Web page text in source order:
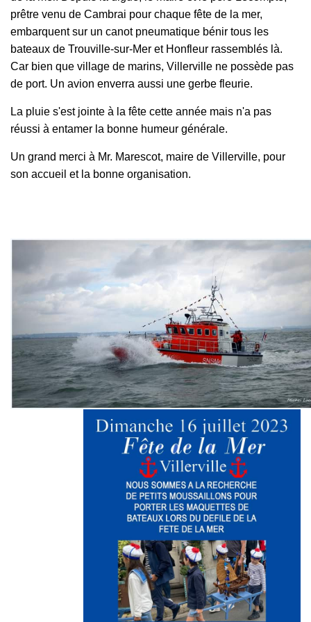
prêtre venu de Cambrai pour chaque fête de la mer,
embarquent sur un canot pneumatique bénir tous les
bateaux de Trouville-sur-Mer et Honfleur rassemblés là.
Car bien que village de marins, Villerville ne possède pas
de port. Un avion enverra aussi une gerbe fleurie.
La pluie s'est jointe à la fête cette année mais n'a pas
réussi à entamer la bonne humeur générale.
Un grand merci à Mr. Marescot, maire de Villerville, pour
son accueil et la bonne organisation.